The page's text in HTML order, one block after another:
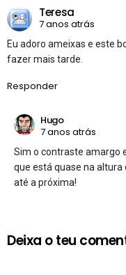
Teresa
7 anos atrás
Eu adoro ameixas e este
fazer mais tarde.
Responder
Hugo
7 anos atrás
Sim o contraste amargo
que está quase na
até a próxima!
Deixa o teu